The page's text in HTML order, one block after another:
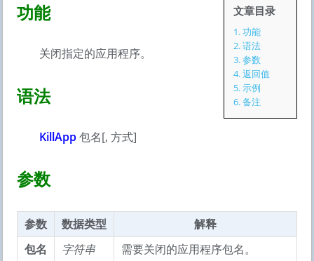
文章目录
1.功能
2.语法
3.参数
4.返回值
5.示例
6.备注
功能
关闭指定的应用程序。
语法
KillApp包名[, 方式]
参数
参数 数据类型
解释
包名
字符串
需要关闭的应用程序包名。